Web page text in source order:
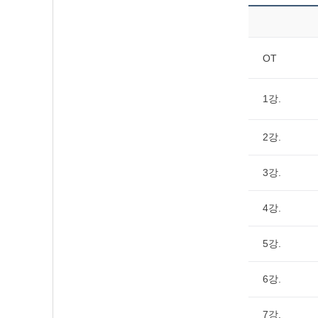
OT
1강.
2강.
3강.
4강.
5강.
6강.
7강.